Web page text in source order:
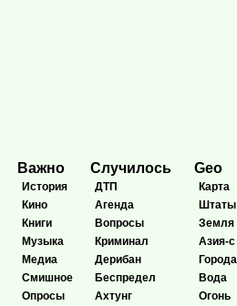
Важно
История
Кино
Книги
Музыка
Медиа
Смишное
Опросы
Случилось
ДТП
Агенда
Вопросы
Криминал
Дерибан
Беспредел
Ахтунг
Geo
Карта
Штаты
Земля
Азия-с
Города
Вода
Огонь